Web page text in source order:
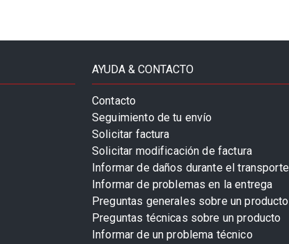
AYUDA & CONTACTO
Contacto
Seguimiento de tu envío
Solicitar factura
Solicitar modificación de factura
Informar de daños durante el transporte
Informar de problemas en la entrega
Preguntas generales sobre un producto
Preguntas técnicas sobre un producto
Informar de un problema técnico